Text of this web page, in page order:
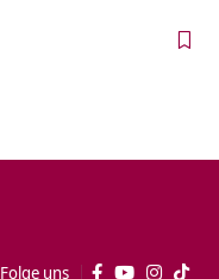
Folge uns